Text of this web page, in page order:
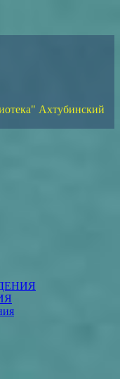
Ахтубинский